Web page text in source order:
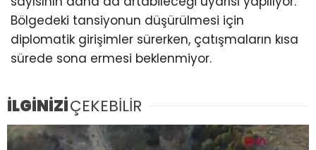
Bölgedeki tansiyonun düşürülmesi için
diplomatik girişimler sürerken, çatışmaların kısa
sürede sona ermesi beklenmiyor.
İLGİNİZİÇEKEBİLİR